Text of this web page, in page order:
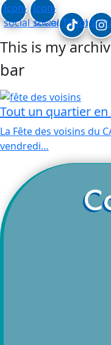
Icon-
social_linkedin
Icon-
social_facebook
Tiktok
This is my
bar
Tout un quartier
La Fête des voisins du
vendredi…